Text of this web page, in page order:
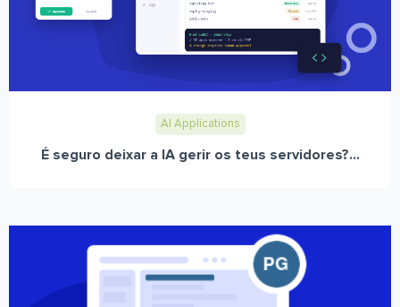
AI Applications
É seguro deixar a IA gerir os teus servidores?...